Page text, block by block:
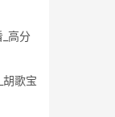
高分
胡歌宝